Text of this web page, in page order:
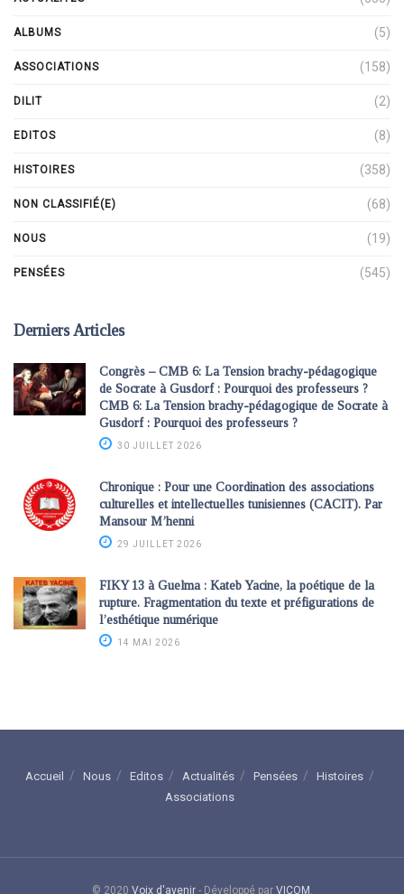
ALBUMS (5)
ASSOCIATIONS (158)
DILIT (2)
EDITOS (8)
HISTOIRES (358)
NON CLASSIFIÉ(E) (68)
NOUS (19)
PENSÉES (545)
Derniers Articles
Congrès – CMB 6: La Tension brachy-pédagogique
de Socrate à Gusdorf : Pourquoi des professeurs ?
CMB 6: La Tension brachy-pédagogique de Socrate à
Gusdorf : Pourquoi des professeurs ?
30 JUILLET 2026
Chronique : Pour une Coordination des associations
culturelles et intellectuelles tunisiennes (CACIT). Par
Mansour M’henni
29 JUILLET 2026
FIKY 13 à Guelma : Kateb Yacine, la poétique de la
rupture. Fragmentation du texte et préfigurations de
l’esthétique numérique
14 MAI 2026
Accueil Nous Editos Actualités Pensées
Histoires
Associations
© 2020 Voix d'avenir- Développé par VICOM .